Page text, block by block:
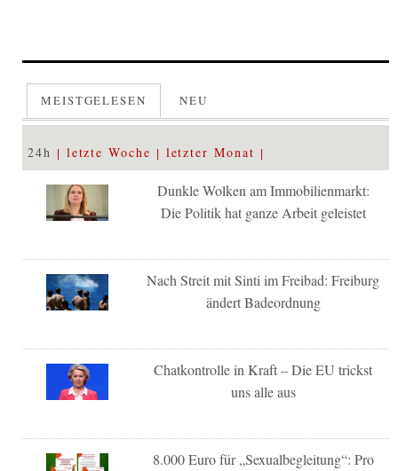
MEISTGELESEN NEU
24h letzte Woche letzter Monat
Dunkle Wolken am Immobilienmarkt:
Die Politik hat ganze Arbeit geleistet
Nach Streit mit Sinti im Freibad: Freiburg
ändert Badeordnung
Chatkontrolle in Kraft – Die EU trickst
uns alle aus
8.000 Euro für „Sexualbegleitung“: Pro